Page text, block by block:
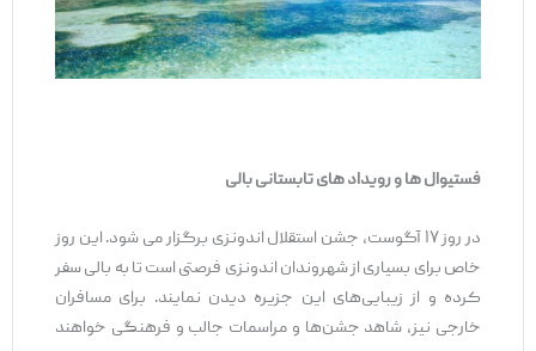
فستیوال ها و رویداد های تابستانی بالی
در روز ۱۷ آگوست، جشن استقلال اندونزی برگزار می ‌شود. این روز
خاص برای بسیاری از شهروندان اندونزی فرصتی است تا به بالی سفر
کرده و از زیبایی‌های این جزیره دیدن نمایند. برای مسافران
خارجی نیز، شاهد جشن‌ها و مراسمات جالب و فرهنگی خواهند